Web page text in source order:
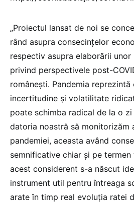
„Proiectul lansat de noi se
rând asupra consecințelor
respectiv asupra elaborării
privind perspectivele post-
românești. Pandemia
incertitudine și volatilitate
poate schimba radical de la o
datoria noastră să monitorizăm
pandemiei, aceasta având
semnificative chiar și pe
acest considerent s-a născut
instrument util pentru întreaga
arate în timp real evoluția ratei